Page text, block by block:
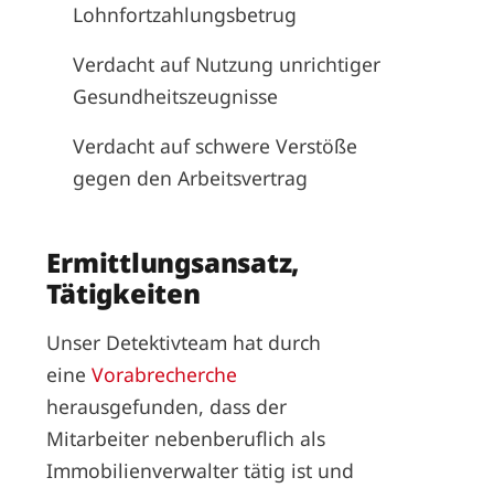
Lohnfortzahlungsbetrug
Verdacht auf Nutzung unrichtiger
Gesundheitszeugnisse
Verdacht auf schwere Verstöße
gegen den Arbeitsvertrag
Ermittlungsansatz,
Tätigkeiten
Unser Detektivteam hat durch
eineVorabrecherche
herausgefunden, dass der
Mitarbeiter nebenberuflich als
Immobilienverwalter tätig ist und